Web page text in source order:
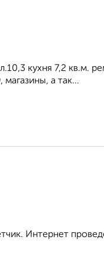
кухня 7,2 кв.м.
а так...
Интернет